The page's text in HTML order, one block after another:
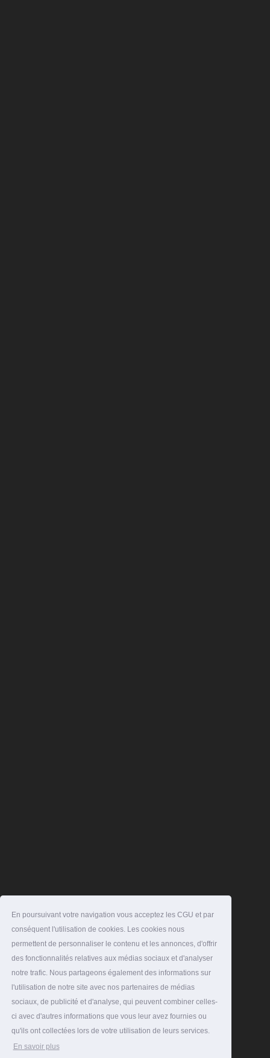
En poursuivant votre navigation vous acceptez les CGU et par
conséquent l'utilisation de cookies. Les cookies nous
permettent de personnaliser le contenu et les annonces, d'offrir
des fonctionnalités relatives aux médias sociaux et d'analyser
notre trafic. Nous partageons également des informations sur
l'utilisation de notre site avec nos partenaires de médias
sociaux, de publicité et d'analyse, qui peuvent combiner celles-
ci avec d'autres informations que vous leur avez fournies ou
qu'ils ont collectées lors de votre utilisation de leurs services.
En savoir plus